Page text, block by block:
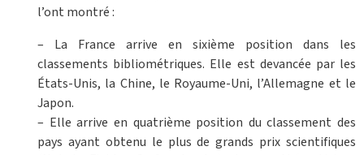
l’ont montré :
– La France arrive en sixième position dans les
classements bibliométriques. Elle est devancée par les
États-Unis, la Chine, le Royaume-Uni, l’Allemagne et le
Japon.
– Elle arrive en quatrième position du classement des
pays ayant obtenu le plus de grands prix scientifiques